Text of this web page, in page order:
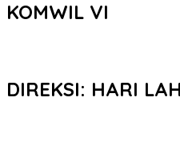
KOMWIL VI
DIREKSI: HARI